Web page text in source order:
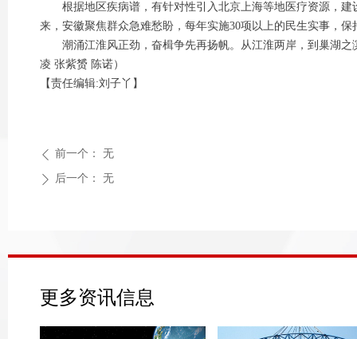
根据地区疾病谱，有针对性引入北京上海等地医疗资源，建
来，安徽聚焦群众急难愁盼，每年实施30项以上的民生实事，
潮涌江淮风正劲，奋楫争先再扬帆。从江淮两岸，到巢湖之
凌 张紫赟 陈诺）
【责任编辑:刘子丫】
ꄴ 前一个： 无
ꄲ 后一个： 无
更多资讯信息